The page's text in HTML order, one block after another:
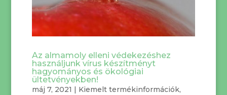
Az almamoly elleni védekezéshez
használjunk vírus készítményt
hagyományos és ökológiai
ültetvényekben!
máj 7, 2021
Kiemelt termékinformációk,